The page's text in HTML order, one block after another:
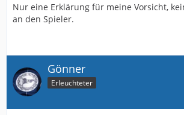
Nur eine Erklärung für meine Vorsicht,
an den Spieler.
Gönner
Erleuchteter